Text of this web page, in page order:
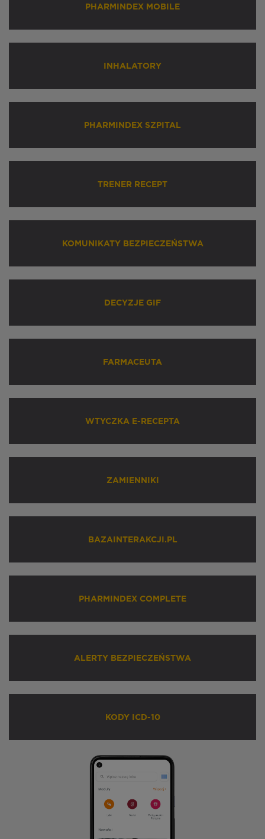
PHARMINDEX MOBILE
INHALATORY
PHARMINDEX SZPITAL
TRENER RECEPT
KOMUNIKATY BEZPIECZEŃSTWA
DECYZJE GIF
FARMACEUTA
WTYCZKA E-RECEPTA
ZAMIENNIKI
BAZAINTERAKCJI.PL
PHARMINDEX COMPLETE
ALERTY BEZPIECZEŃSTWA
KODY ICD-10